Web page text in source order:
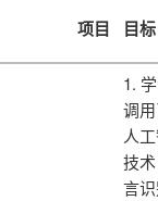
项目 目标
1.
调
人
技
言